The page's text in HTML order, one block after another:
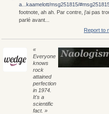
a...kaamelott/msg251815/
footnote, ah ah. Par contre, j'ai pas
parlé avant...
Report to
«
Everyone
knows
rock
attained
perfection
in 1974.
It's a
scientific
fact. »